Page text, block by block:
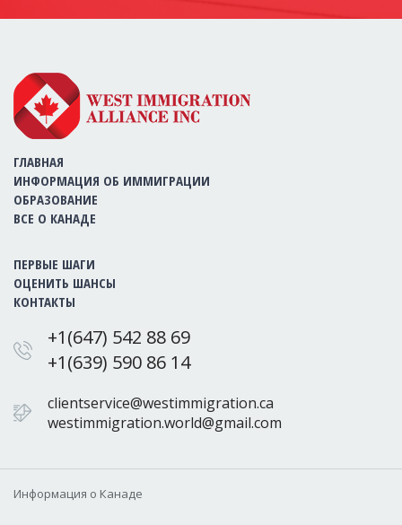
ГЛАВНАЯ
ИНФОРМАЦИЯ ОБ ИММИГРАЦИИ
ОБРАЗОВАНИЕ
ВСЕ О КАНАДЕ
ПЕРВЫЕ ШАГИ
ОЦЕНИТЬ ШАНСЫ
КОНТАКТЫ
+1(647) 542 88 69
+1(639) 590 86 14
clientservice@westimmigration.ca
westimmigration.world@gmail.com
Информация о Канаде